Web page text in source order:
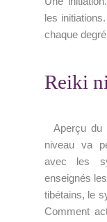
les
chaque
Reiki
Aperçu du
niveau va
avec les
enseignés
tibétains, le
Comment